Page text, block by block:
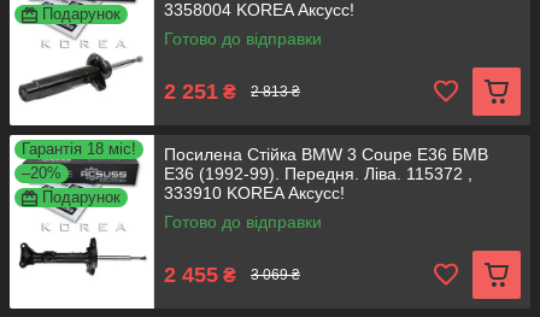
Подарунок
3358004 KOREA Аксусс!
Готово до відправки
2 251 ₴ 2 813 ₴
Гарантія 18 міс!
–20%
Подарунок
Посилена Стійка BMW 3 Coupe E36 БМВ
Е36 (1992-99). Передня. Ліва. 115372 ,
333910 KOREA Аксусс!
Готово до відправки
2 455 ₴ 3 069 ₴